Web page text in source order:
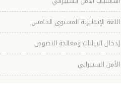
اللغة الإنجليزية المستوى الخامس
إدخال البيانات ومعالجة النصوص
الأمن السيبراني